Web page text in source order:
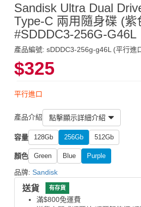
Sandisk Ultra Dual
Type-C 兩用隨身碟 (紫
#SDDDC3-256G-G46L
產品編號: sDDDC3-256g-g46L (平行進
$325
平行進口
產品介紹 點擊顯示詳細介紹
容量 128Gb 256Gb 512Gb
顏色 Green Blue Purple
品牌: Sandisk
送貨 有存貨
滿$800免運費